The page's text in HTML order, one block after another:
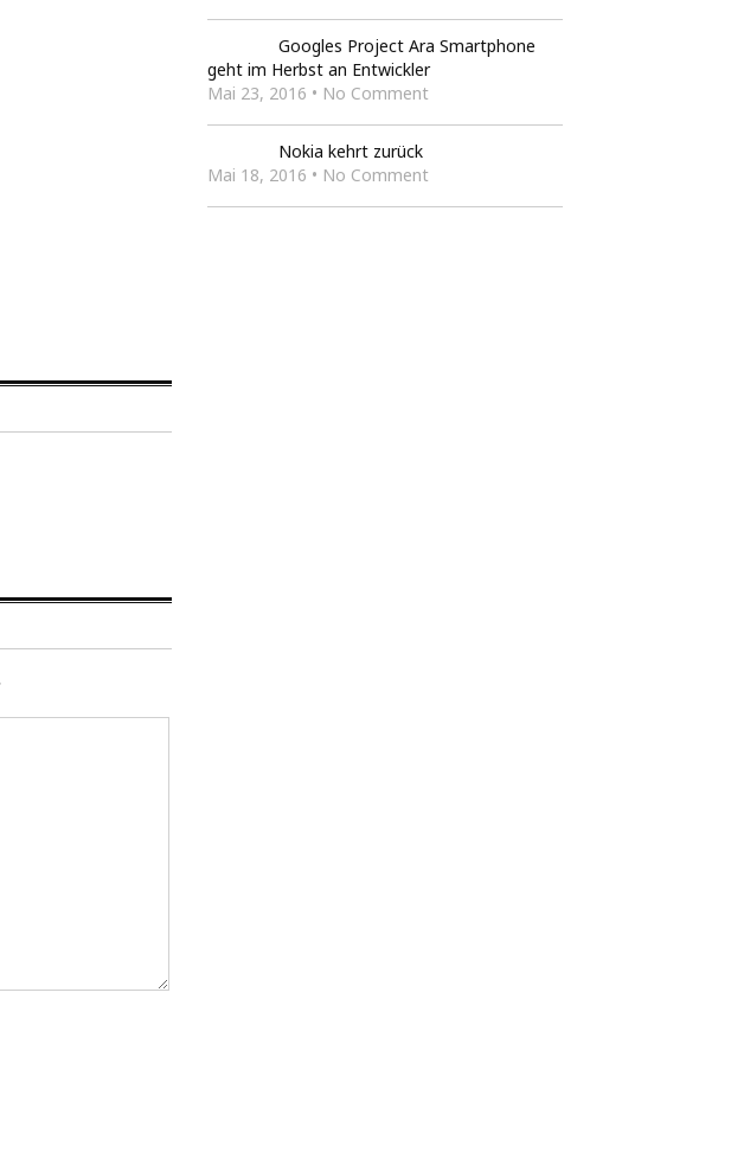
Googles Project Ara Smartphone
geht im Herbst an Entwickler
Mai 23, 2016 • No Comment
Nokia kehrt zurück
Mai 18, 2016 • No Comment